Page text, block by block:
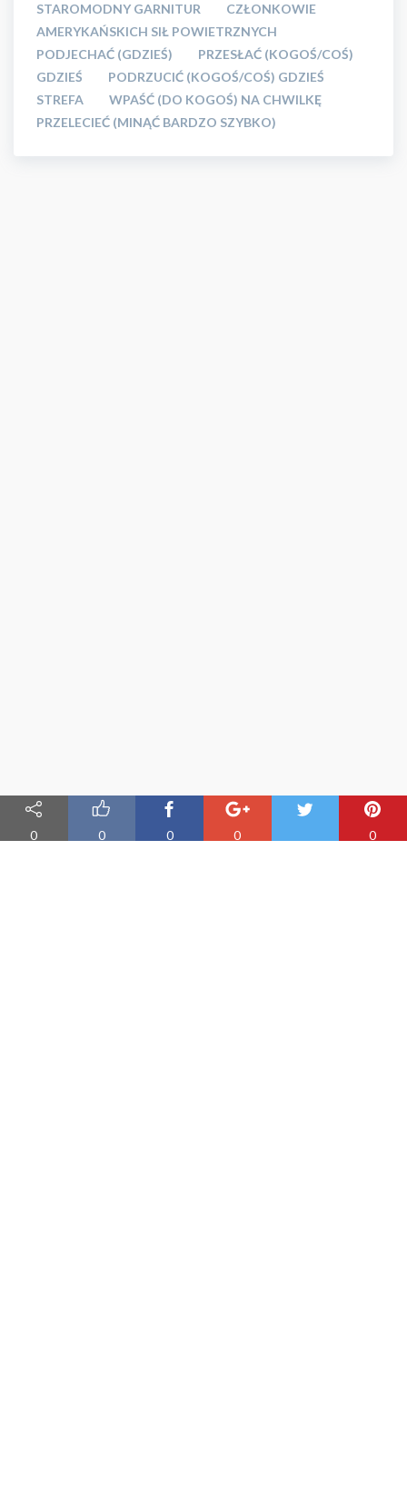
STAROMODNY GARNITUR
CZŁONKOWIE
AMERYKAŃSKICH SIŁ POWIETRZNYCH
PODJECHAĆ (GDZIEŚ)
PRZESŁAĆ (KOGOŚ/COŚ)
GDZIEŚ
PODRZUCIĆ (KOGOŚ/COŚ) GDZIEŚ
STREFA
WPAŚĆ (DO KOGOŚ) NA CHWILKĘ
PRZELECIEĆ (MINĄĆ BARDZO SZYBKO)
0 0 0 0 0